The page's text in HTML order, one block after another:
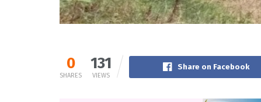
0
SHARES
131
VIEWS
Share on Facebook